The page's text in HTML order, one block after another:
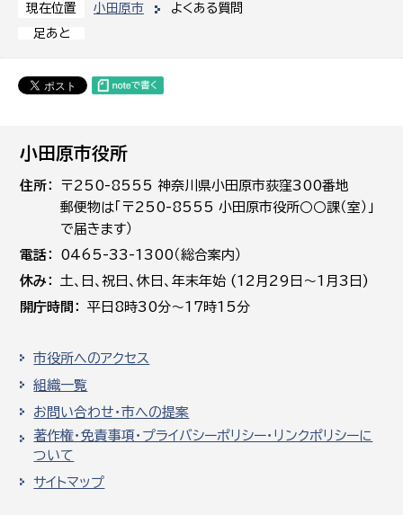
現在位置 小田原市
よくある質問
足あと
小田原市役所
住所
〒250-8555 神奈川県小田原市荻窪300番地
郵便物は「〒250-8555 小田原市役所○○課（室）」
で届きます）
電話
0465-33-1300（総合案内）
休み
土､日､祝日、休日、年末年始 (12月29日～1月3日)
開庁時間
平日8時30分～17時15分
市役所へのアクセス
組織一覧
お問い合わせ・市への提案
著作権・免責事項・プライバシーポリシー・リンクポリシーに
ついて
サイトマップ